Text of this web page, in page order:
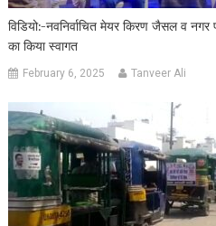
विडियो:-नवनिर्वाचित मेयर किरण जैसल व नगर
का किया स्वागत
February 6, 2025 Tanveer Ali